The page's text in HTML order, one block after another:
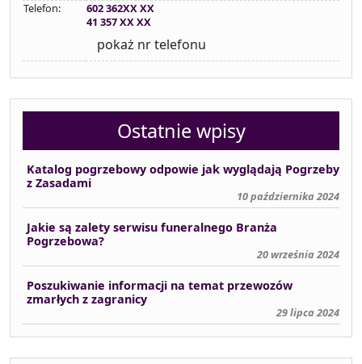
Telefon:
602 362XX XX
41 357 XX XX
pokaż nr telefonu
Ostatnie wpisy
Katalog pogrzebowy odpowie jak wyglądają Pogrzeby
z Zasadami
10 października 2024
Jakie są zalety serwisu funeralnego Branża
Pogrzebowa?
20 września 2024
Poszukiwanie informacji na temat przewozów
zmarłych z zagranicy
29 lipca 2024